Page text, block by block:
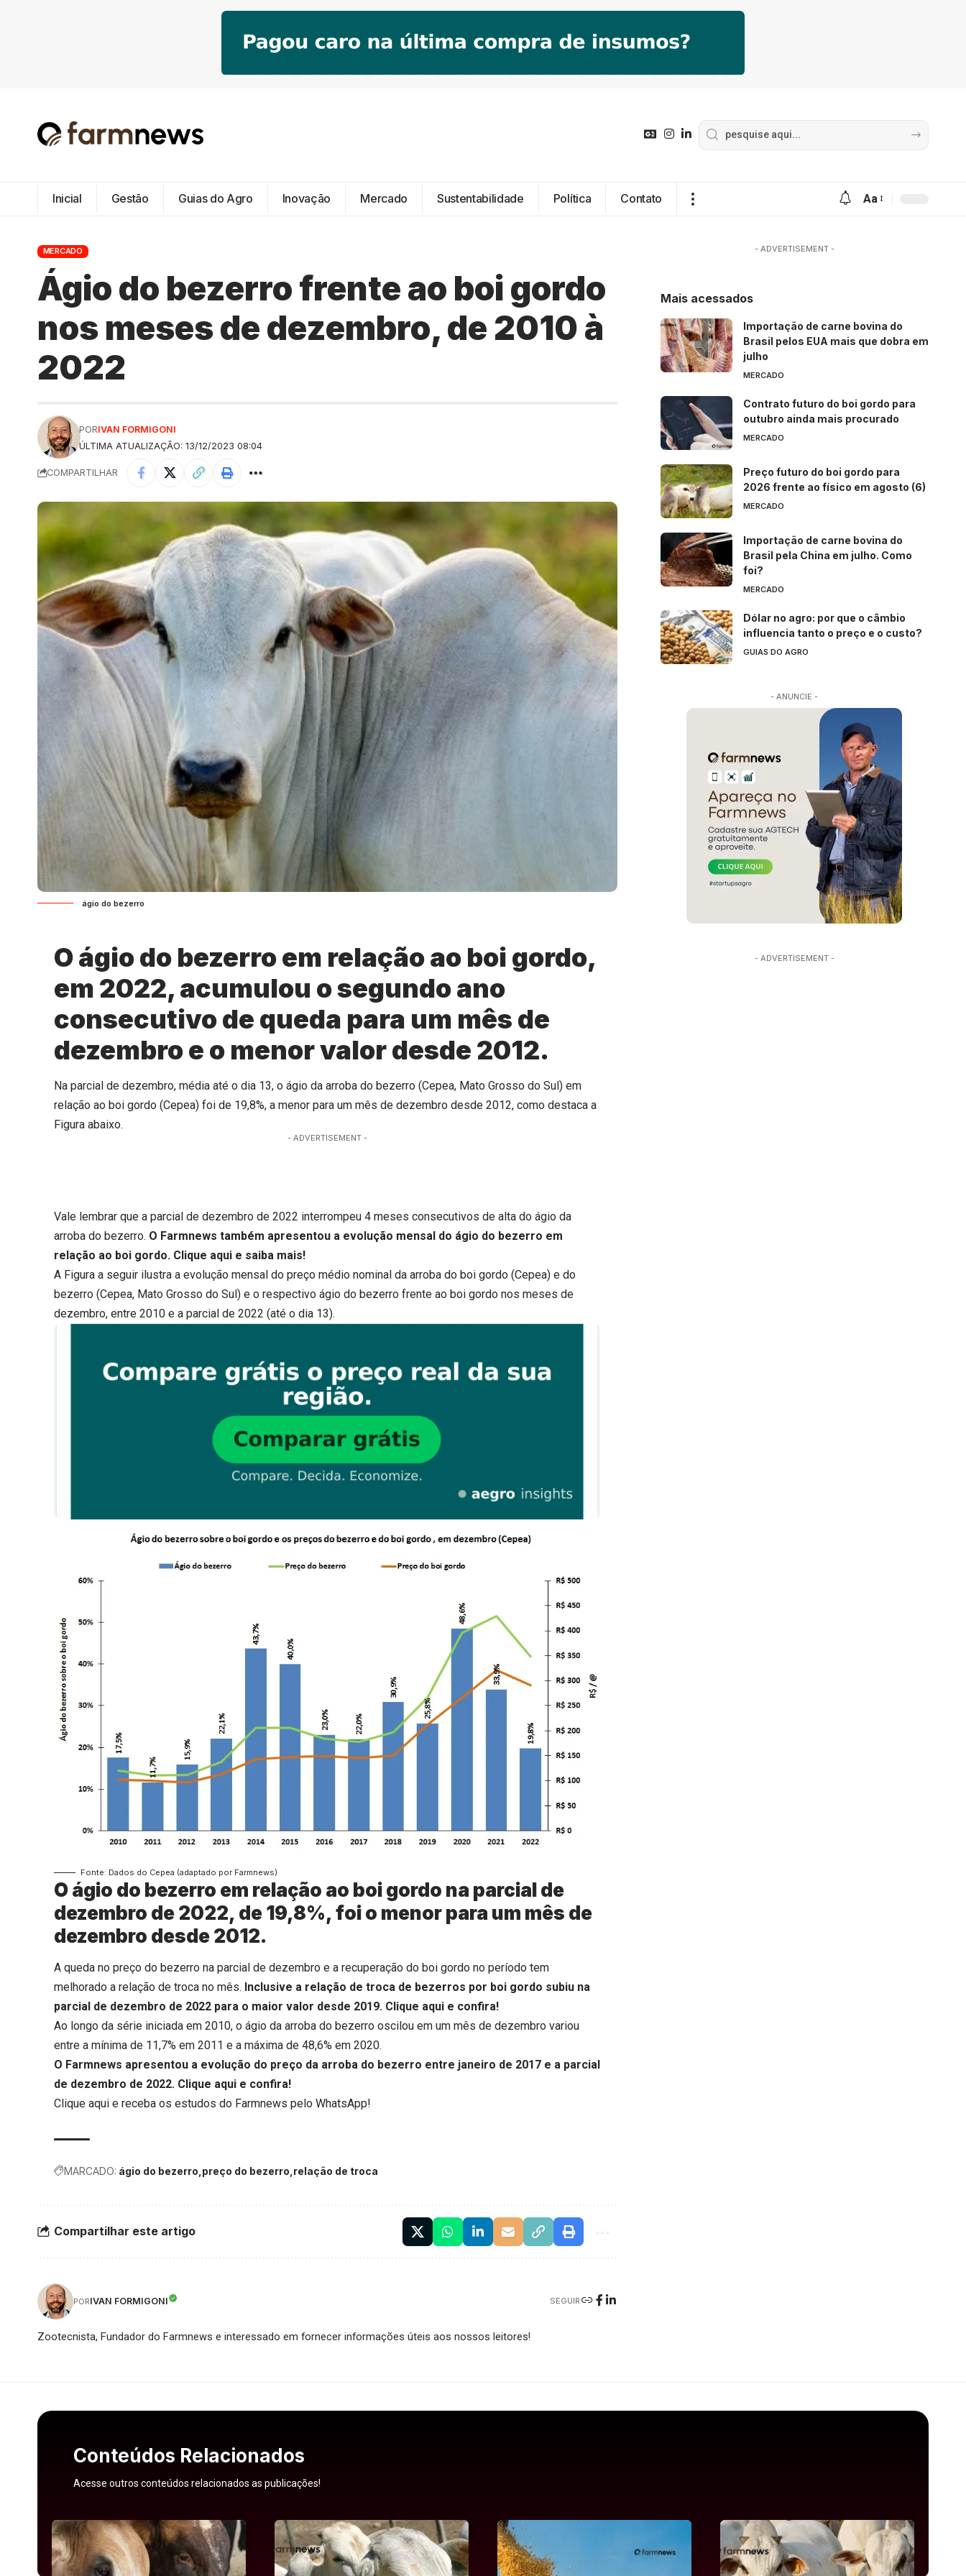
Inicial Gestão Guias do Agro Inovação Mercado Sustentabilidade Política Contato Aa
MERCADO
Ágio do bezerro frente ao boi gordo
nos meses de dezembro, de 2010 à
2022
ÚLTIMA ATUALIZAÇÃO: 13/12/2023 08:04
PORIVAN FORMIGONI
COMPARTILHAR
ágio do bezerro
O ágio do bezerro em relação ao boi gordo,
em 2022, acumulou o segundo ano
consecutivo de queda para um mês de
dezembro e o menor valor desde 2012.
Na parcial de dezembro, média até o dia 13, o ágio da arroba do bezerro (Cepea, Mato Grosso do Sul) em
relação ao boi gordo (Cepea) foi de 19,8%, a menor para um mês de dezembro desde 2012, como destaca a
Figura abaixo.
- ADVERTISEMENT -
Vale lembrar que a parcial de dezembro de 2022 interrompeu 4 meses consecutivos de alta do ágio da
arroba do bezerro. O Farmnews também apresentou a evolução mensal do ágio do bezerro em
relação ao boi gordo. Clique aqui e saiba mais!
A Figura a seguir ilustra a evolução mensal do preço médio nominal da arroba do boi gordo (Cepea) e do
bezerro (Cepea, Mato Grosso do Sul) e o respectivo ágio do bezerro frente ao boi gordo nos meses de
dezembro, entre 2010 e a parcial de 2022 (até o dia 13).
Fonte: Dados do Cepea (adaptado por Farmnews)
O ágio do bezerro em relação ao boi gordo na parcial de
dezembro de 2022, de 19,8%, foi o menor para um mês de
dezembro desde 2012.
A queda no preço do bezerro na parcial de dezembro e a recuperação do boi gordo no período tem
melhorado a relação de troca no mês. Inclusive a relação de troca de bezerros por boi gordo subiu na
parcial de dezembro de 2022 para o maior valor desde 2019. Clique aqui e confira!
Ao longo da série iniciada em 2010, o ágio da arroba do bezerro oscilou em um mês de dezembro variou
entre a mínima de 11,7% em 2011 e a máxima de 48,6% em 2020.
O Farmnews apresentou a evolução do preço da arroba do bezerro entre janeiro de 2017 e a parcial
de dezembro de 2022. Clique aqui e confira!
Clique aqui e receba os estudos do Farmnews pelo WhatsApp!
MARCADO: ágio do bezerro preço do bezerro relação de troca
Compartilhar este artigo
PORIVAN FORMIGONI SEGUIR
Zootecnista, Fundador do Farmnews e interessado em fornecer informações úteis aos nossos leitores!
- ADVERTISEMENT -
Mais acessados
Importação de carne bovina do
Brasil pelos EUA mais que dobra em
julho
MERCADO
Contrato futuro do boi gordo para
outubro ainda mais procurado
MERCADO
Preço futuro do boi gordo para
2026 frente ao físico em agosto (6)
MERCADO
Importação de carne bovina do
Brasil pela China em julho. Como
foi?
MERCADO
Dólar no agro: por que o câmbio
influencia tanto o preço e o custo?
GUIAS DO AGRO
- ANUNCIE -
- ADVERTISEMENT -
Conteúdos Relacionados
Acesse outros conteúdos relacionados as publicações!